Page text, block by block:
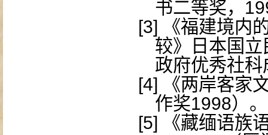
书二等奖，
[3]
《福建境内
较》日本国
政府优秀社科
[4]
《两岸客家
作奖1998）。
[5]
《藏缅语族